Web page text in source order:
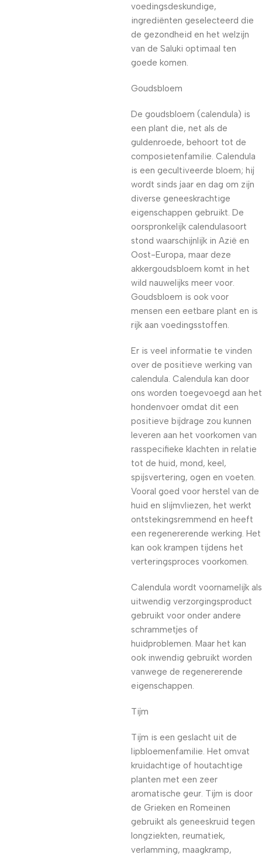
voedingsdeskundige,
ingrediënten geselecteerd die
de gezondheid en het welzijn
van de Saluki optimaal ten
goede komen.
Goudsbloem
De goudsbloem (calendula) is
een plant die, net als de
guldenroede, behoort tot de
composietenfamilie. Calendula
is een gecultiveerde bloem; hij
wordt sinds jaar en dag om zijn
diverse geneeskrachtige
eigenschappen gebruikt. De
oorspronkelijk calendulasoort
stond waarschijnlijk in Azië en
Oost-Europa, maar deze
akkergoudsbloem komt in het
wild nauwelijks meer voor.
Goudsbloem is ook voor
mensen een eetbare plant en is
rijk aan voedingsstoffen.
Er is veel informatie te vinden
over de positieve werking van
calendula. Calendula kan door
ons worden toegevoegd aan het
hondenvoer omdat dit een
positieve bijdrage zou kunnen
leveren aan het voorkomen van
rasspecifieke klachten in relatie
tot de huid, mond, keel,
spijsvertering, ogen en voeten.
Vooral goed voor herstel van de
huid en slijmvliezen, het werkt
ontstekingsremmend en heeft
een regenererende werking. Het
kan ook krampen tijdens het
verteringsproces voorkomen.
Calendula wordt voornamelijk als
uitwendig verzorgingsproduct
gebruikt voor onder andere
schrammetjes of
huidproblemen. Maar het kan
ook inwendig gebruikt worden
vanwege de regenererende
eigenschappen.
Tijm
Tijm is een geslacht uit de
lipbloemenfamilie. Het omvat
kruidachtige of houtachtige
planten met een zeer
aromatische geur. Tijm is door
de Grieken en Romeinen
gebruikt als geneeskruid tegen
longziekten, reumatiek,
verlamming, maagkramp,